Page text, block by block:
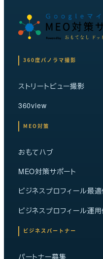
360度パノラマ撮影
ストリートビュー撮影
360view
MEO対策
おもてハブ
MEO対策サポート
ビジネスプロフィール最
ビジネスプロフィール運
ビジネスパートナー
パートナー募集